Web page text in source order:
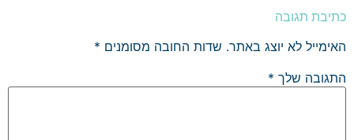
כתיבת תגובה
האימייל לא יוצג באתר. שדות החובה מסומנים *
התגובה שלך *